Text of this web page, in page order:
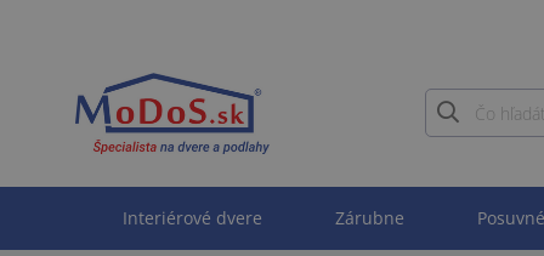
Interiérové dvere Zárubne